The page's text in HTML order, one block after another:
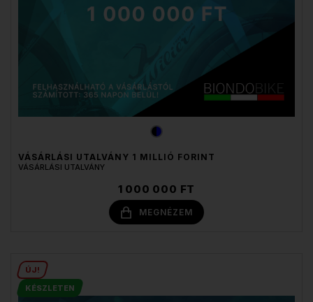
VÁSÁRLÁSI UTALVÁNY 1 MILLIÓ FORINT
VÁSÁRLÁSI UTALVÁNY
1 000 000 FT
MEGNÉZEM
ÚJ!
KÉSZLETEN